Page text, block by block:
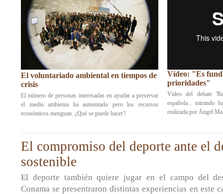
El voluntariado ambiental en tiempos de
crisis
El número de personas interesadas en ayudar a preservar
el medio ambienta ha aumentado pero los recursos
económicos menguan. ¿Qué se puede hacer?.
Vídeo: "Es
prioridades"
Vídeo del debate
española... mirando
realizada por Ángel
El compromiso del deporte ante el
sostenible
El deporte también quiere jugar en el campo del
Conama se presentraron distintas experiencias en este